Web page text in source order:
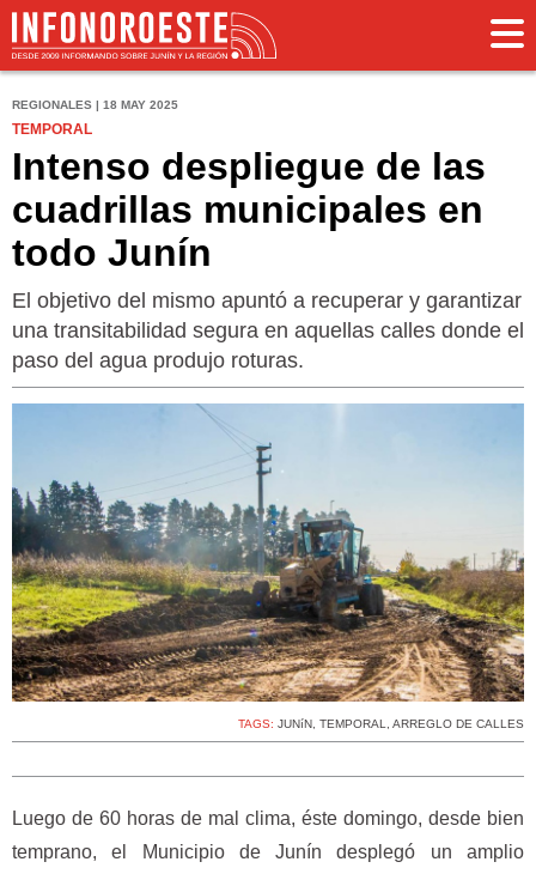
REGIONALES | 18 MAY 2025
TEMPORAL
Intenso despliegue de las
cuadrillas municipales en
todo Junín
El objetivo del mismo apuntó a recuperar y garantizar
una transitabilidad segura en aquellas calles donde el
paso del agua produjo roturas.
TAGS: JUNíN, TEMPORAL, ARREGLO DE CALLES
Luego de 60 horas de mal clima, éste domingo, desde bien
temprano, el Municipio de Junín desplegó un amplio